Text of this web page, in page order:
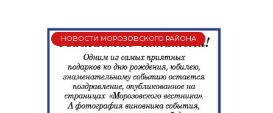
НОВОСТИ МОРОЗОВСКОГО РАЙОНА